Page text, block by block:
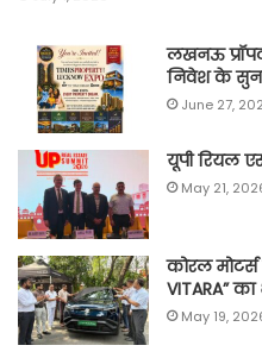
लखनऊ
निवेश के
June 27,
यूपी रियल
May 21,
कोरल मोटर्स
VITARA”
May 19,